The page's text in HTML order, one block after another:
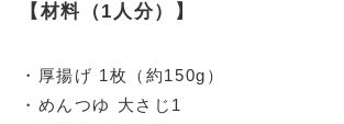
【材料（1人分）】
・厚揚げ 1枚（約150g）
・めんつゆ 大さじ1